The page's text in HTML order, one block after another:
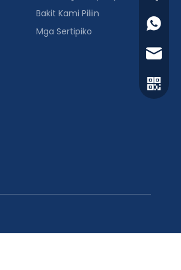
+86
Bakit Kami Piliin
Mga Sertipiko